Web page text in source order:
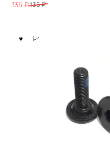
135₽
Первоначальная
135 ₽
Текущая